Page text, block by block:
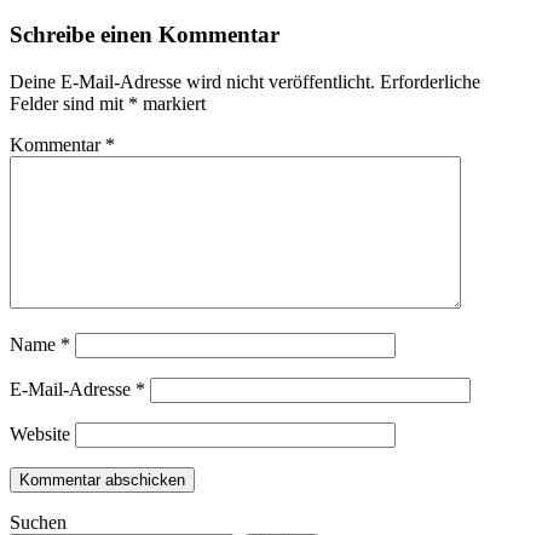
Schreibe einen Kommentar
Deine E-Mail-Adresse wird nicht veröffentlicht. Erforderliche
Felder sind mit * markiert
Kommentar *
Name *
E-Mail-Adresse *
Website
Suchen